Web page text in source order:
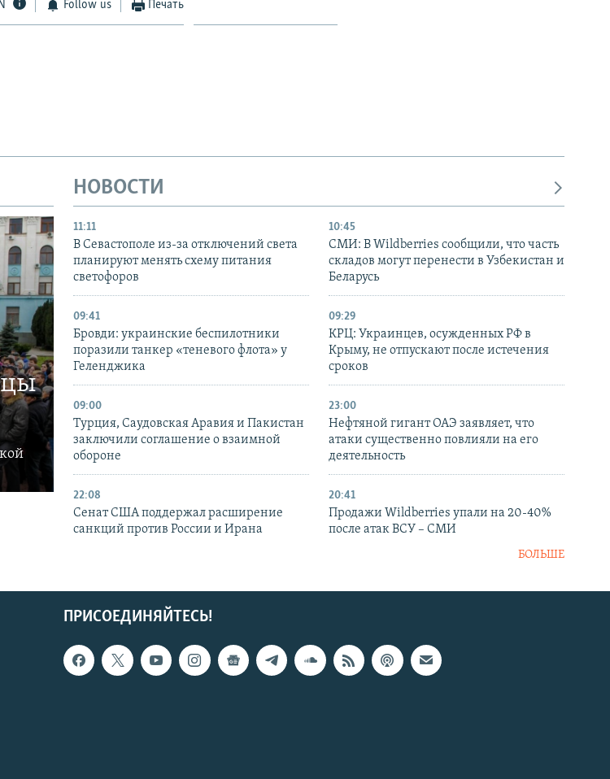
Follow us Печать
НОВОСТИ
11:11
В Севастополе из-за отключений света
планируют менять схему питания
светофоров
10:45
СМИ: В Wildberries сообщили, что часть
складов могут перенести в Узбекистан и
Беларусь
09:41
Бровди: украинские беспилотники
поразили танкер «теневого флота» у
Геленджика
09:29
КРЦ: Украинцев, осужденных РФ в
Крыму, не отпускают после истечения
сроков
09:00
Турция, Саудовская Аравия и Пакистан
заключили соглашение о взаимной
обороне
23:00
Нефтяной гигант ОАЭ заявляет, что
атаки существенно повлияли на его
деятельность
22:08
Сенат США поддержал расширение
санкций против России и Ирана
20:41
Продажи Wildberries упали на 20-40%
после атак ВСУ – СМИ
БОЛЬШЕ
ПРИСОЕДИНЯЙТЕСЬ!